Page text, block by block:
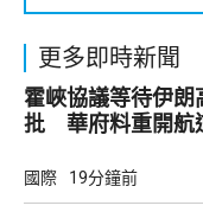
更多即時新聞
霍峽協議等待伊朗
批 華府料重開航
國際 19分鐘前